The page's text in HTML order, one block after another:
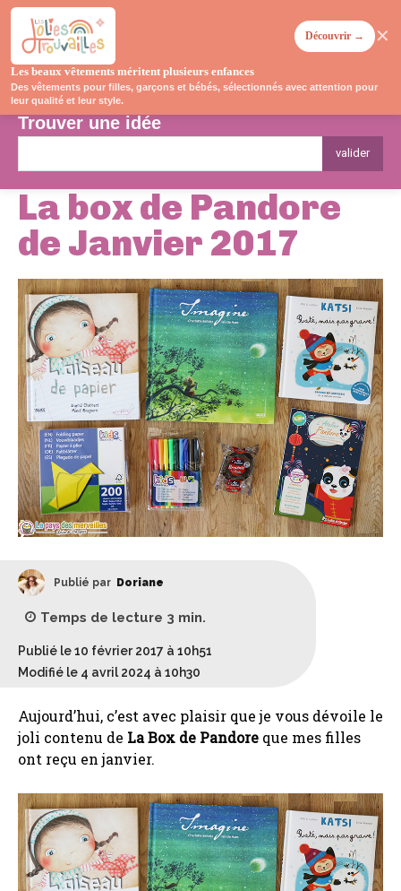
Trouver une idée
valider
La box de Pandore
de Janvier 2017
Publié par Doriane
Temps de lecture 3 min.
Publié le 10 février 2017 à 10h51
Modifié le 4 avril 2024 à 10h30
Aujourd’hui, c’est avec plaisir que je vous dévoile le
joli contenu de La Box de Pandore que mes filles
ont reçu en janvier.
Les beaux vêtements méritent plusieurs enfances
Des vêtements pour filles, garçons et bébés, sélectionnés avec attention pour
leur qualité et leur style.
Découvrir → ✕